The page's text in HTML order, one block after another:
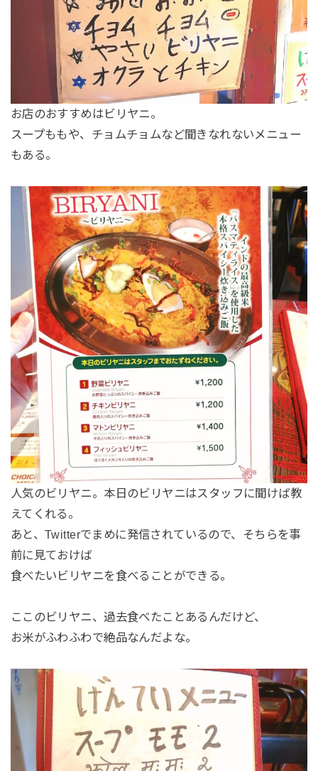
お店のおすすめはビリヤニ。
スープももや、チョムチョムなど聞きなれないメニュー
もある。
人気のビリヤニ。本日のビリヤニはスタッフに聞けば教
えてくれる。
あと、Twitterでまめに発信されているので、そちらを事
前に見ておけば
食べたいビリヤニを食べることができる。
ここのビリヤニ、過去食べたことあるんだけど、
お米がふわふわで絶品なんだよな。